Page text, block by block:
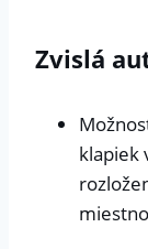
Zvislá
klapiek